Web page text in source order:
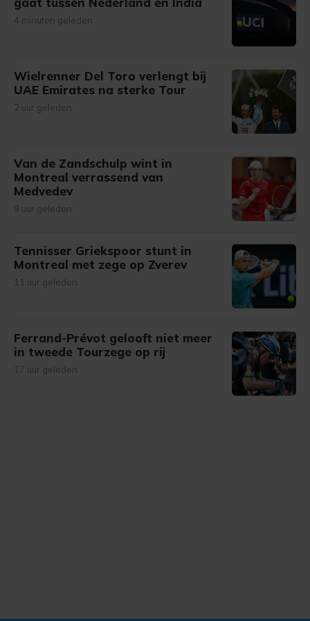
4 minuten geleden
Wielrenner Del Toro verlengt bij
UAE Emirates na sterke Tour
2 uur geleden
Van de Zandschulp wint in
Montreal verrassend van
Medvedev
9 uur geleden
Tennisser Griekspoor stunt in
Montreal met zege op Zverev
11 uur geleden
Ferrand-Prévot gelooft niet meer
in tweede Tourzege op rij
17 uur geleden